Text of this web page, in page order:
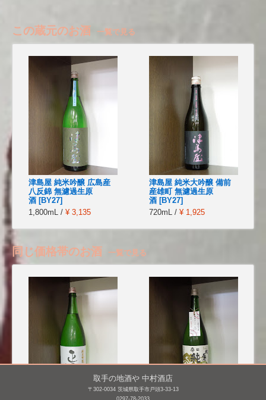
この蔵元のお酒 一覧で見る
津島屋 純米吟醸 広島産
八反錦 無濾過生原
酒 [BY27]
1,800mL / ¥ 3,135
津島屋 純米大吟醸 備前
産雄町 無濾過生原
酒 [BY27]
720mL / ¥ 1,925
同じ価格帯のお酒 一覧で見る
取手の地酒や 中村酒店
〒302-0034 茨城県取手市戸頭3-33-13
0297-78-2033